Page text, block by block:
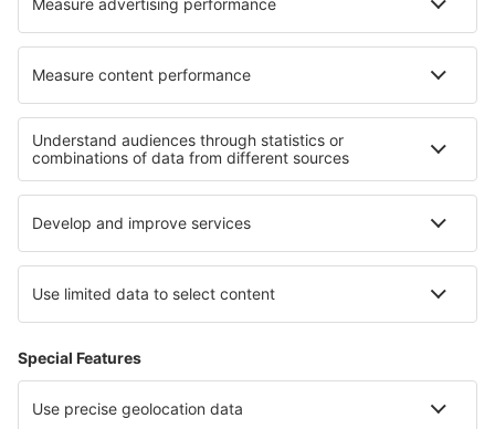
Cazare in Scotland Cazare ȋn Anglia
Cazare ȋn Insulele Anglo-Normande
Cazare in Dalmația de Nord
Cazare in Parcul Național Capitol Reef
Cazare in Gdansk Pomerania Cazare in Ore Mountains